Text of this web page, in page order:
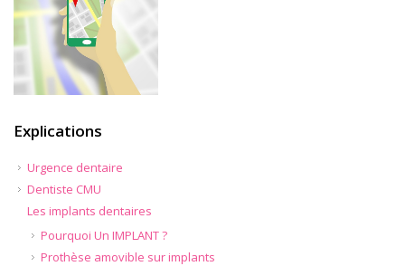
Explications
Urgence dentaire
Dentiste CMU
Les implants dentaires
Pourquoi Un IMPLANT ?
Prothèse amovible sur implants